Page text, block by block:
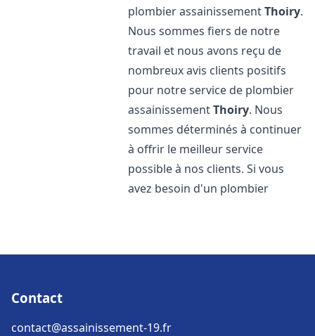
plombier assainissementThoiry.
Nous sommes fiers de notre
travail et nous avons reçu de
nombreux avis clients positifs
pour notre service de plombier
assainissementThoiry. Nous
sommes déterminés à continuer
à offrir le meilleur service
possible à nos clients. Si vous
avez besoin d'un plombier
Contact
contact@assainissement-19.fr